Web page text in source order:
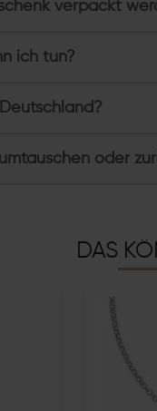
verpackt
ich tun?
oder
DAS